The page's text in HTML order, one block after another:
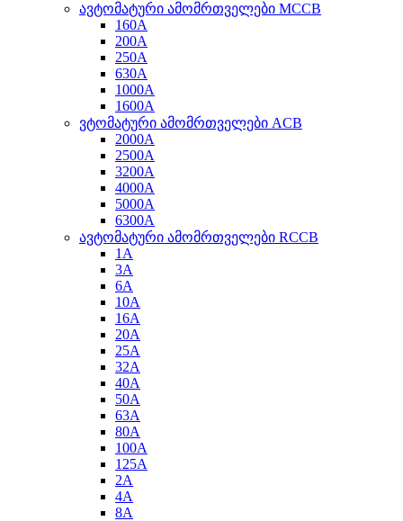
ავტომატური ამომრთველები MCCB
160A
200A
250A
630A
1000A
1600A
ვტომატური ამომრთველები ACB
2000A
2500A
3200A
4000A
5000A
6300A
ავტომატური ამომრთველები RCCB
1A
3A
6A
10A
16A
20A
25A
32A
40A
50A
63A
80A
100A
125A
2A
4A
8A